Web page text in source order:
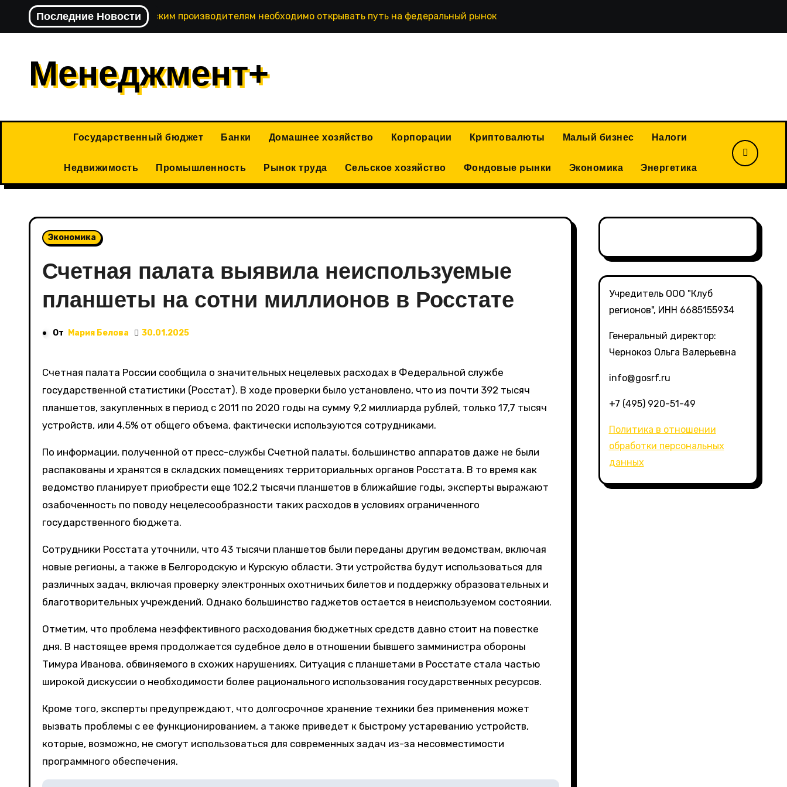
Перейти
Последние Новости
Павел Сумачев: кировским производителям необходимо открывать путь на федеральный рынок
Менеджмент+
Государственный бюджет Банки Домашнее хозяйство Корпорации Криптовалюты Малый бизнес Налоги
Недвижимость Промышленность Рынок труда Сельское хозяйство Фондовые рынки Экономика Энергетика
Экономика
Счетная палата выявила неиспользуемые
планшеты на сотни миллионов в Росстате
От Мария Белова 30.01.2025
Счетная палата России сообщила о значительных нецелевых расходах в Федеральной службе
государственной статистики (Росстат). В ходе проверки было установлено, что из почти 392 тысяч
планшетов, закупленных в период с 2011 по 2020 годы на сумму 9,2 миллиарда рублей, только 17,7 тысяч
устройств, или 4,5% от общего объема, фактически используются сотрудниками.
По информации, полученной от пресс-службы Счетной палаты, большинство аппаратов даже не были
распакованы и хранятся в складских помещениях территориальных органов Росстата. В то время как
ведомство планирует приобрести еще 102,2 тысячи планшетов в ближайшие годы, эксперты выражают
озабоченность по поводу нецелесообразности таких расходов в условиях ограниченного
государственного бюджета.
Сотрудники Росстата уточнили, что 43 тысячи планшетов были переданы другим ведомствам, включая
новые регионы, а также в Белгородскую и Курскую области. Эти устройства будут использоваться для
различных задач, включая проверку электронных охотничьих билетов и поддержку образовательных и
благотворительных учреждений. Однако большинство гаджетов остается в неиспользуемом состоянии.
Отметим, что проблема неэффективного расходования бюджетных средств давно стоит на повестке
дня. В настоящее время продолжается судебное дело в отношении бывшего замминистра обороны
Тимура Иванова, обвиняемого в схожих нарушениях. Ситуация с планшетами в Росстате стала частью
широкой дискуссии о необходимости более рационального использования государственных ресурсов.
Кроме того, эксперты предупреждают, что долгосрочное хранение техники без применения может
вызвать проблемы с ее функционированием, а также приведет к быстрому устареванию устройств,
которые, возможно, не смогут использоваться для современных задач из-за несовместимости
программного обеспечения.
Учредитель ООО "Клуб
регионов", ИНН 6685155934
Генеральный директор:
Чернокоз Ольга Валерьевна
info@gosrf.ru
+7 (495) 920-51-49
Политика в отношении
обработки персональных
данных